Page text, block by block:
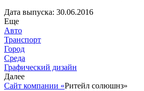
Дата выпуска: 30.06.2016
Еще
Авто
Транспорт
Город
Среда
Графический дизайн
Далее
Сайт компании «Ритейл солюшнз»